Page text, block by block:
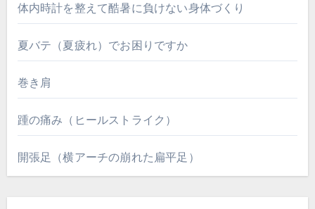
体内時計を整えて酷暑に負けない身体づくり
夏バテ（夏疲れ）でお困りですか
巻き肩
踵の痛み（ヒールストライク）
開張足（横アーチの崩れた扁平足）